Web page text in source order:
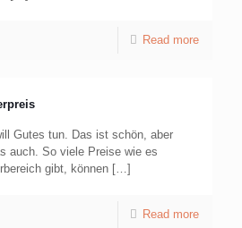
Read more
Gutes tun. Das ist schön, aber
auch. So viele Preise wie es
gibt, können […]
Read more